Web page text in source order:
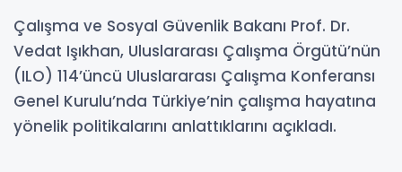
Çalışma ve Sosyal Güvenlik Bakanı Prof. Dr.
Vedat Işıkhan, Uluslararası Çalışma Örgütü’nün
(ILO) 114’üncü Uluslararası Çalışma Konferansı
Genel Kurulu’nda Türkiye’nin çalışma hayatına
yönelik politikalarını anlattıklarını açıkladı.